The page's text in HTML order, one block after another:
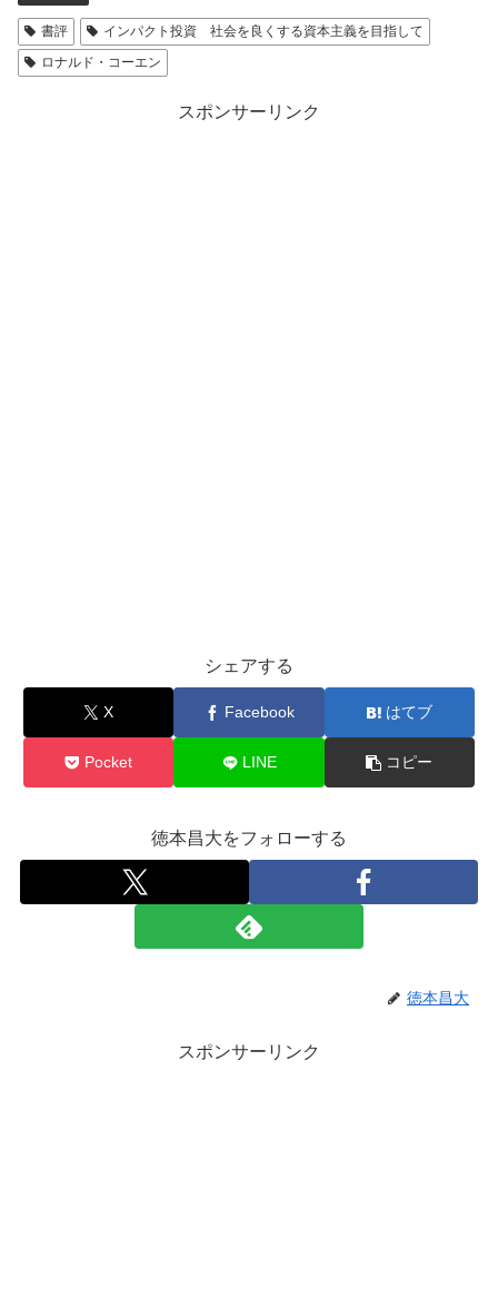
書評
インパクト投資 社会を良くする資本主義を目指して
ロナルド・コーエン
スポンサーリンク
シェアする
X Facebook はてブ
Pocket LINE コピー
徳本昌大をフォローする
徳本昌大
スポンサーリンク